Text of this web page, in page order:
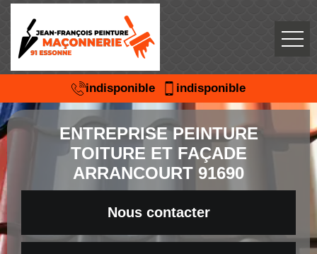
indisponible indisponible
ENTREPRISE PEINTURE
TOITURE ET FAÇADE
ARRANCOURT 91690
Nous contacter